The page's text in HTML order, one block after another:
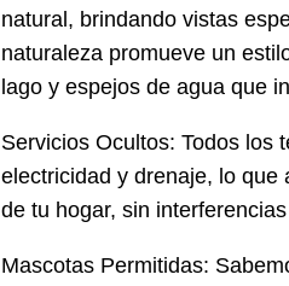
natural, brindando vistas
naturaleza promueve un
lago y espejos de agua que
Servicios Ocultos: Todos los
electricidad y drenaje, lo que
de tu hogar, sin
Mascotas Permitidas: